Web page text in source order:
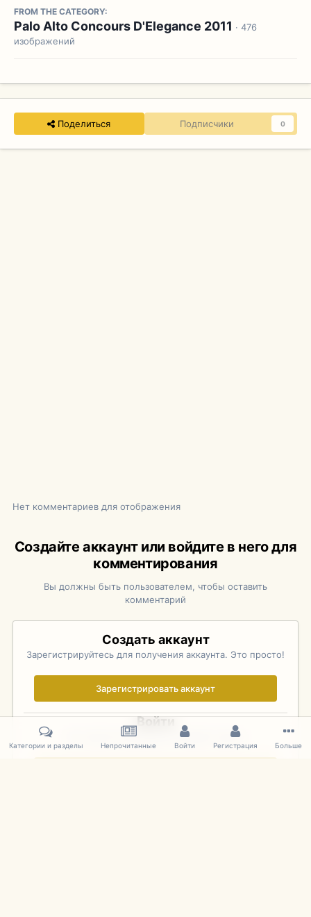
FROM THE CATEGORY:
Palo Alto Concours D'Elegance 2011 · 476
изображений
Поделиться Подписчики 0
Нет комментариев для отображения
Создайте аккаунт или войдите в него для
комментирования
Вы должны быть пользователем, чтобы оставить
комментарий
Создать аккаунт
Зарегистрируйтесь для получения аккаунта. Это просто!
Зарегистрировать аккаунт
Войти
Уже зарегистрированы? Войдите здесь.
Категории и разделы Непрочитанные Войти Регистрация Больше